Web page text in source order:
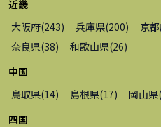
近畿
大阪府(243) 兵庫県(200) 京
奈良県(38) 和歌山県(26)
中国
鳥取県(14) 島根県(17) 岡山県(
四国